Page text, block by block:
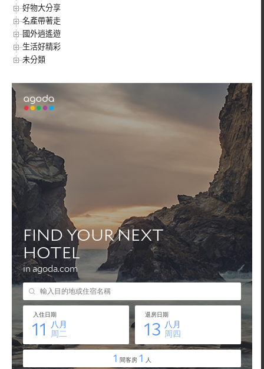
好物大分享
名產帶著走
國外逍遙遊
生活好精彩
未分類